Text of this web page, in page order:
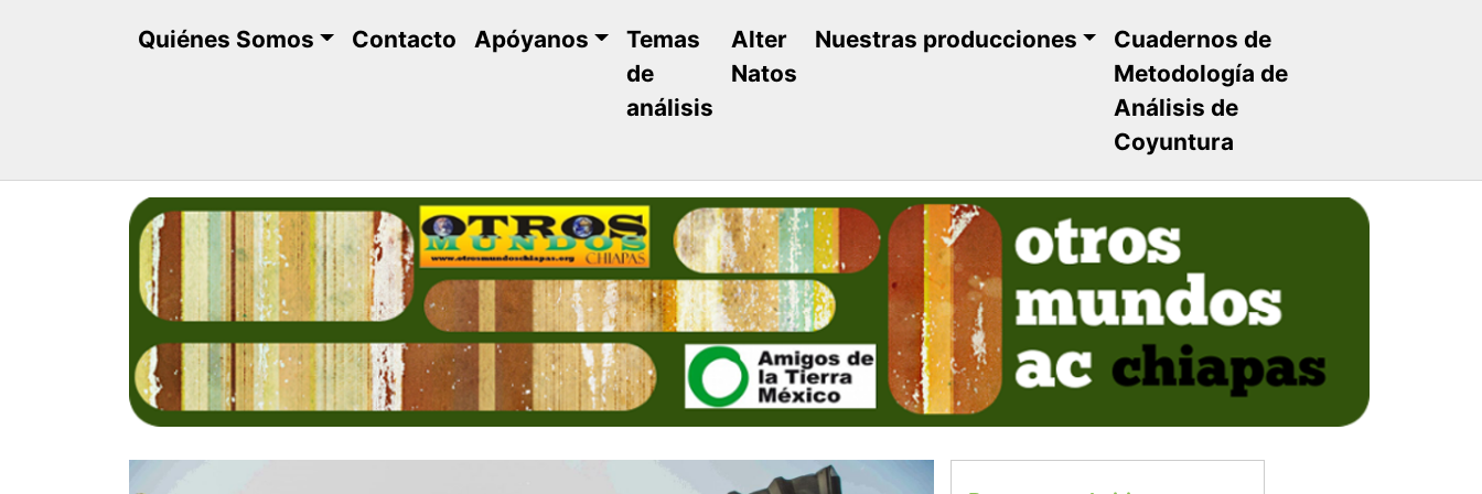
Quiénes Somos Contacto Apóyanos
Temas
de
análisis
Alter
Natos
Nuestras producciones
Cuadernos de
Metodología de
Análisis de
Coyuntura